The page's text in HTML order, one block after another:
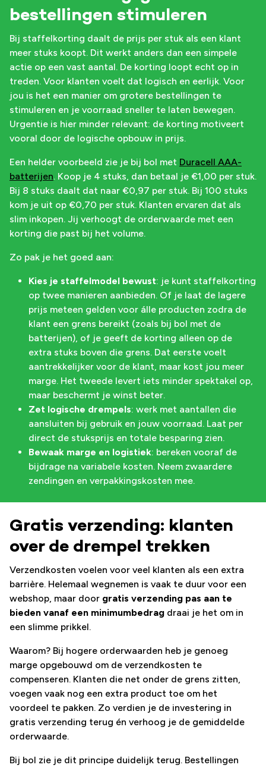
bestellingen stimuleren
Bij staffelkorting daalt de prijs per stuk als een klant
meer stuks koopt. Dit werkt anders dan een simpele
actie op een vast aantal. De korting loopt echt op in
treden. Voor klanten voelt dat logisch en eerlijk. Voor
jou is het een manier om grotere bestellingen te
stimuleren en je voorraad sneller te laten bewegen.
Urgentie is hier minder relevant: de korting motiveert
vooral door de logische opbouw in prijs.
Een helder voorbeeld zie je bij bol met Duracell AAA-
batterijen. Koop je 4 stuks, dan betaal je €1,00 per stuk.
Bij 8 stuks daalt dat naar €0,97 per stuk. Bij 100 stuks
kom je uit op €0,70 per stuk. Klanten ervaren dat als
slim inkopen. Jij verhoogt de orderwaarde met een
korting die past bij het volume.
Zo pak je het goed aan:
Kies je staffelmodel bewust: je kunt staffelkorting
op twee manieren aanbieden. Of je laat de lagere
prijs meteen gelden voor álle producten zodra de
klant een grens bereikt (zoals bij bol met de
batterijen), of je geeft de korting alleen op de
extra stuks boven die grens. Dat eerste voelt
aantrekkelijker voor de klant, maar kost jou meer
marge. Het tweede levert iets minder spektakel op,
maar beschermt je winst beter.
Zet logische drempels: werk met aantallen die
aansluiten bij gebruik en jouw voorraad. Laat per
direct de stuksprijs en totale besparing zien.
Bewaak marge en logistiek: bereken vooraf de
bijdrage na variabele kosten. Neem zwaardere
zendingen en verpakkingskosten mee.
Gratis verzending: klanten
over de drempel trekken
Verzendkosten voelen voor veel klanten als een extra
barrière. Helemaal wegnemen is vaak te duur voor een
webshop, maar door gratis verzending pas aan te
bieden vanaf een minimumbedrag draai je het om in
een slimme prikkel.
Waarom? Bij hogere orderwaarden heb je genoeg
marge opgebouwd om de verzendkosten te
compenseren. Klanten die net onder de grens zitten,
voegen vaak nog een extra product toe om het
voordeel te pakken. Zo verdien je de investering in
gratis verzending terug én verhoog je de gemiddelde
orderwaarde.
Bij bol zie je dit principe duidelijk terug. Bestellingen